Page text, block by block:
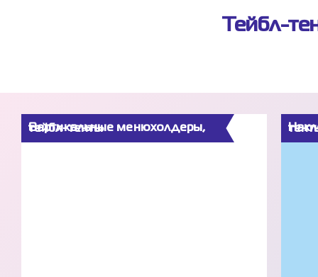
Тейбл-
Вертикальные менюхолдеры, тейбл-тенты Наклонные менюхолдеры,